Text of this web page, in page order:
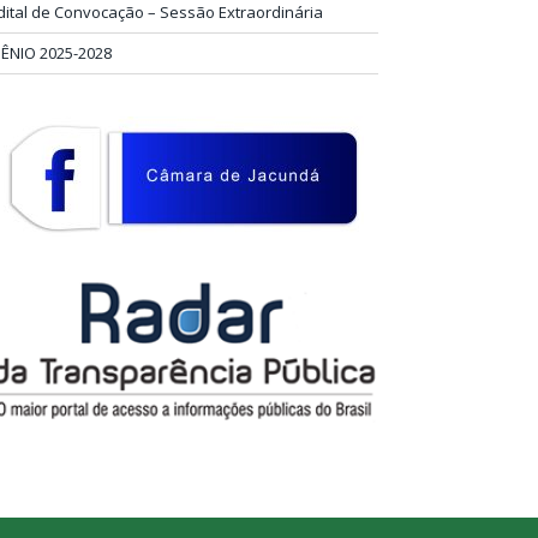
de Convocação – Sessão Extraordinária
2025-2028